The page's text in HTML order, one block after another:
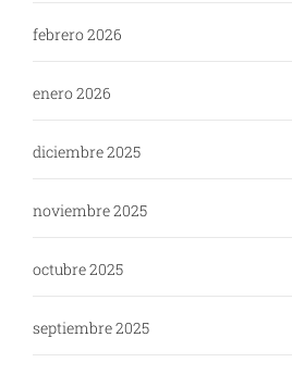
febrero 2026
enero 2026
diciembre 2025
noviembre 2025
octubre 2025
septiembre 2025